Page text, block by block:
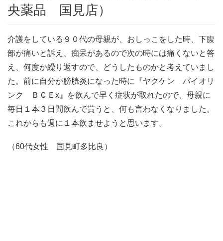
央薬品 国見店）
介護をしている９０代の母親が、おしっこをした時、下腹
部が痛いと訴え、痴呆があるので次の時には痛くないと答
え、何度か繰り返すので、どうしたものかと考えていまし
た。前に自分が膀胱炎になった時に『ヤクケン バイオリ
ンク ＢＣＥx』を飲んで早く症状が取れたので、母親に
毎日１本３日間飲んで貰うと、何も言わなくなりました。
これからも週に１本飲ませようと思います。
（60代女性 国見町多比良）